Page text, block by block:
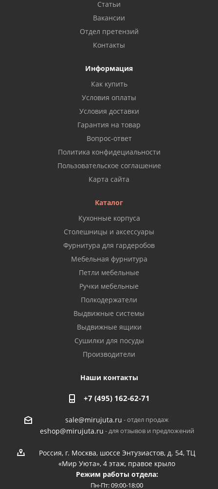
Статьи
Вакансии
Отдел претензий
Контакты
Информация
Как купить
Условия оплаты
Условия доставки
Гарантия на товар
Вопрос-ответ
Политика конфидециальности
Пользовательское соглашение
Карта сайта
Каталог
Кухонные корпуса
Столешницы и аксессуары
Фурнитура для гардеробов
Мебельная фурнитура
Петли мебельные
Ручки мебельные
Полкодержатели
Выдвижные системы
Выдвижные ящики
Сушилки для посуды
Производители
Наши контакты
+7 (495) 162-62-71
sale@mirujuta.ru - отдел продаж
eshop@mirujuta.ru - для отзывов и предложений
Россия, г. Москва, шоссе Энтузиастов, д. 54, ТЦ
«Мир Уюта», 4 этаж, правое крыло
Режим работы отдела:
Пн-Пт: 09:00-18:00